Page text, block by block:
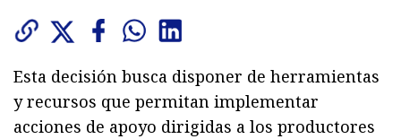
Esta decisión busca disponer de herramientas
y recursos que permitan implementar
acciones de apoyo dirigidas a los productores